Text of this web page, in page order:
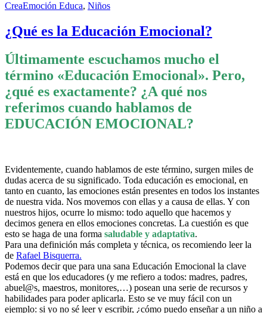
CreaEmoción Educa, Niños
¿Qué es la Educación Emocional?
Últimamente escuchamos mucho el
término «Educación Emocional». Pero,
¿qué es exactamente? ¿A qué nos
referimos cuando hablamos de
EDUCACIÓN EMOCIONAL?
Evidentemente, cuando hablamos de este término, surgen miles de
dudas acerca de su significado. Toda educación es emocional, en
tanto en cuanto, las emociones están presentes en todos los instantes
de nuestra vida. Nos movemos con ellas y a causa de ellas. Y con
nuestros hijos, ocurre lo mismo: todo aquello que hacemos y
decimos genera en ellos emociones concretas. La cuestión es que
esto se haga de una forma saludable y adaptativa.
Para una definición más completa y técnica, os recomiendo leer la
de Rafael Bisquerra.
Podemos decir que para una sana Educación Emocional la clave
está en que los educadores (y me refiero a todos: madres, padres,
abuel@s, maestros, monitores,…) posean una serie de recursos y
habilidades para poder aplicarla. Esto se ve muy fácil con un
ejemplo: si yo no sé leer y escribir, ¿cómo puedo enseñar a un niño a